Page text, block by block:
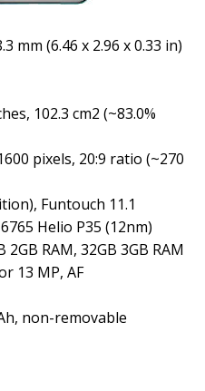
mm (6.46 x 2.96 x 0.33 in)
102.3 cm2 (~83.0%
pixels, 20:9 ratio (~270
Funtouch 11.1
Helio P35 (12nm)
RAM, 32GB 3GB RAM
13 MP, AF
non-removable